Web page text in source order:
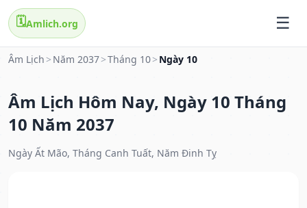
🗓️Amlich.org
Âm Lịch > Năm 2037>Tháng 10> Ngày 10
Âm Lịch Hôm Nay, Ngày 10 Tháng
10 Năm 2037
Ngày Ất Mão, Tháng Canh Tuất, Năm Đinh Tỵ